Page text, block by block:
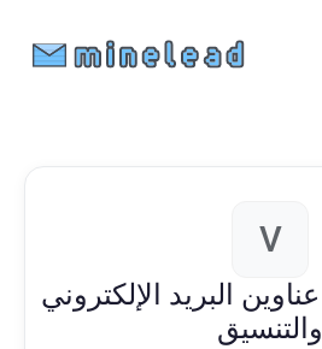
V
عناوين البريد الإلكتروني
والتنسيق